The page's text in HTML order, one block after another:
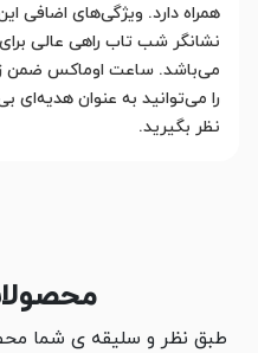
همراه دارد. ویژگی‌های اضافی
نشانگر شب تاب راهی عالی
می‌باشد. ساعت اوماکس ضمن
را می‌توانید به عنوان هدیه‌ای
نظر بگیرید.
طبق نظر و سلیقه ی شما